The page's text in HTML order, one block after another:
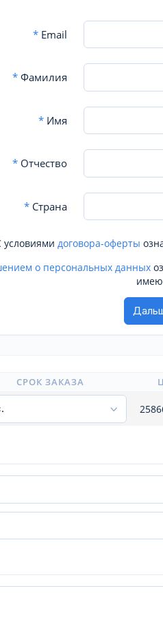
*Email
*Фамилия
*Имя
*Отчество
*Страна
условиями договора-оферты
о персональных данных
СРОК ЗАКАЗА